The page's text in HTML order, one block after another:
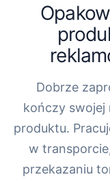
Dobrze
kończy swojej
produktu.
w
przekazaniu